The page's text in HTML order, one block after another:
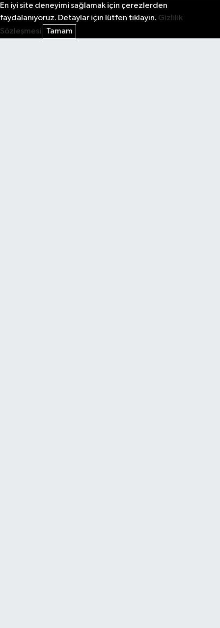
En iyi site deneyimi sağlamak için çerezlerden
faydalanıyoruz. Detaylar için lütfen tıklayın. Gizlilik
Sözleşmesi
Tamam